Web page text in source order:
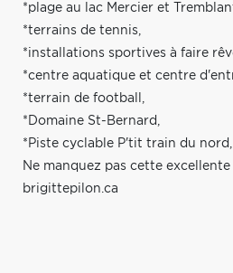
*plage au lac Mercier et
*terrains de tennis,
*installations sportives à faire
*centre aquatique et centre
*terrain de football,
*Domaine St-Bernard,
*Piste cyclable P'tit train du
Ne manquez pas cette
brigittepilon.ca